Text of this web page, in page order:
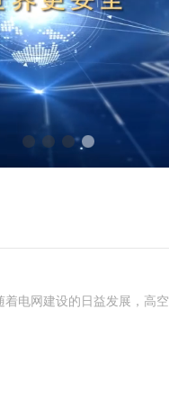
电网建设的日益发展，高